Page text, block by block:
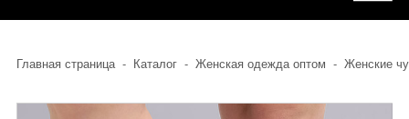
Главная страница - Каталог - Женская одежда оптом - Женские